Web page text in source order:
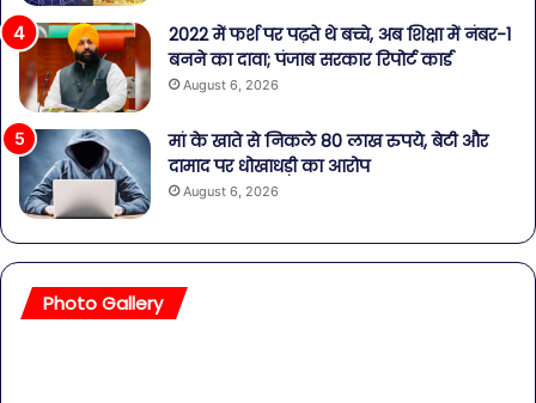
2022 में फर्श पर पढ़ते थे बच्चे, अब शिक्षा में नंबर-1
बनने का दावा; पंजाब सरकार रिपोर्ट कार्ड
August 6, 2026
मां के खाते से निकले 80 लाख रुपये, बेटी और
दामाद पर धोखाधड़ी का आरोप
August 6, 2026
Photo Gallery